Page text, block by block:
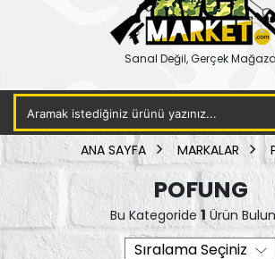
Sanal Değil, Gerçek Mağaza
ANA SAYFA MARKALAR
POFUNG
Bu Kategoride1 Ürün